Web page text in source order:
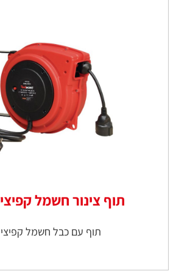
תוף צינור חשמל קפיצי 15 מטר
תוף עם כבל חשמל קפיצי 3/25